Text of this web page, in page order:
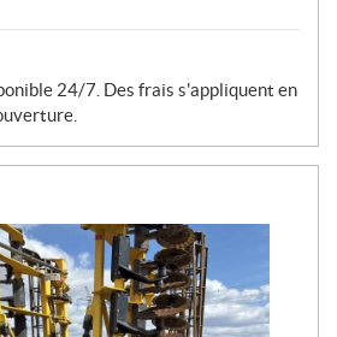
24/7. Des frais s'appliquent en